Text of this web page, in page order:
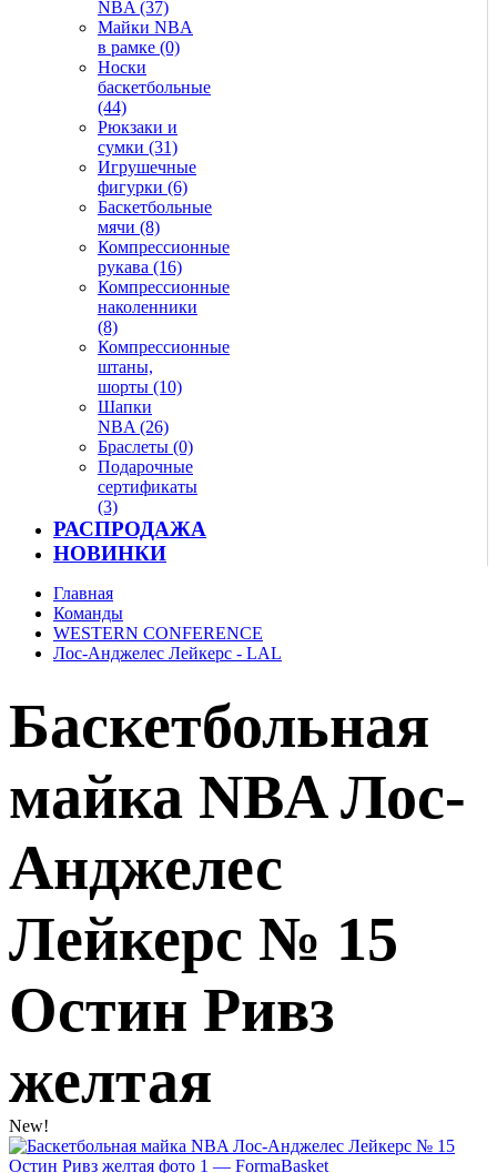
NBA (37)
Майки NBA
в рамке (0)
Носки
баскетбольные
(44)
Рюкзаки и
сумки (31)
Игрушечные
фигурки (6)
Баскетбольные
мячи (8)
Компрессионные
рукава (16)
Компрессионные
наколенники
(8)
Компрессионные
штаны,
шорты (10)
Шапки
NBA (26)
Браслеты (0)
Подарочные
сертификаты
(3)
РАСПРОДАЖА
НОВИНКИ
Главная
Команды
WESTERN CONFERENCE
Лос-Анджелес Лейкерс - LAL
Баскетбольная
майка NBA Лос-
Анджелес
Лейкерс № 15
Остин Ривз
желтая
New!